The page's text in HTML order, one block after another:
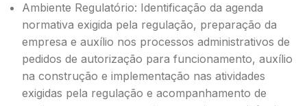
Ambiente Regulatório: Identificação da agenda
normativa exigida pela regulação, preparação da
empresa e auxílio nos processos administrativos de
pedidos de autorização para funcionamento, auxílio
na construção e implementação nas atividades
exigidas pela regulação e acompanhamento de